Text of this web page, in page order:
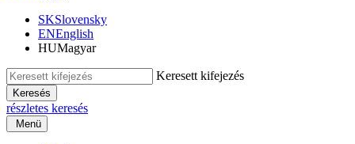
SKSlovensky
ENEnglish
HUMagyar
Keresett kifejezés
Keresés
részletes keresés
Menü